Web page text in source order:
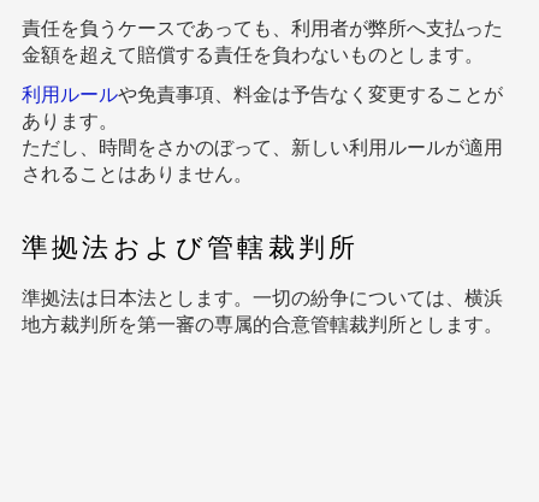
責任を負うケースであっても、利用者が弊所へ支払った
金額を超えて賠償する責任を負わないものとします。
利用ルールや免責事項、料金は予告なく変更することが
あります。
ただし、時間をさかのぼって、新しい利用ルールが適用
されることはありません。
準拠法および管轄裁判所
準拠法は日本法とします。一切の紛争については、横浜
地方裁判所を第一審の専属的合意管轄裁判所とします。